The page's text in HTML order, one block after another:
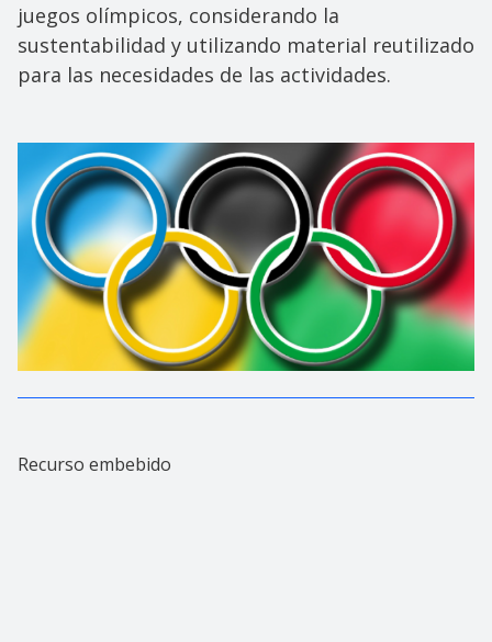
juegos olímpicos, considerando la
sustentabilidad y utilizando material reutilizado
para las necesidades de las actividades.
Recurso embebido